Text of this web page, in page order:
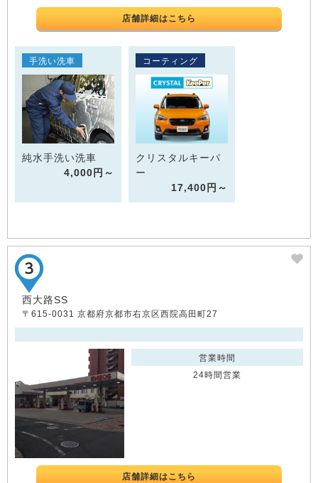
店舗詳細はこちら
手洗い洗車
純水手洗い洗車
4,000円～
コーティング
クリスタルキーパ
ー
17,400円～
西大路SS
〒615-0031 京都府京都市右京区西院高田町27
営業時間
24時間営業
店舗詳細はこちら